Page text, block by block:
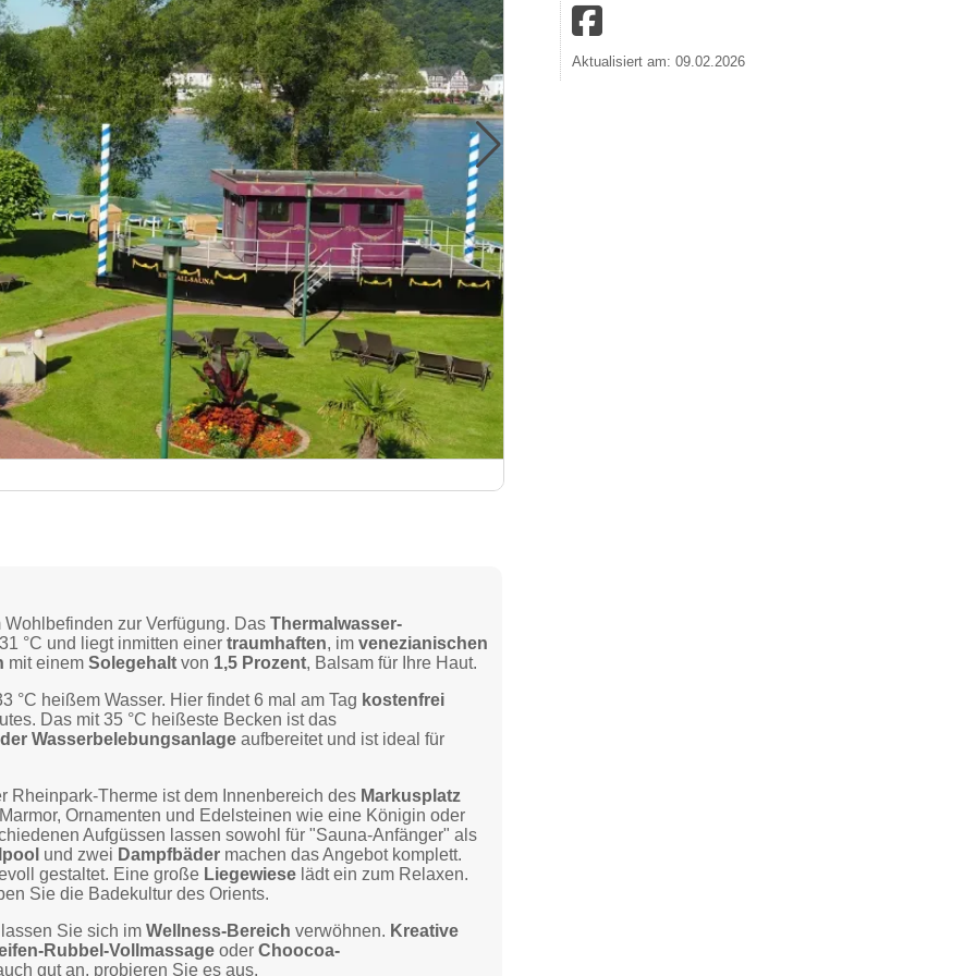
Aktualisiert am: 09.02.2026
zur Verfügung. DasThermalwasser-
°C und liegt inmitten einertraumhaften, imvenezianischen
mit einemSolegehalt von 1,5 Prozent, Balsam für Ihre Haut.
°C heißem Wasser. Hier findet 6 mal am Tag kostenfrei
Das mit 35 °C heißeste Becken ist das
Wasserbelebungsanlage aufbereitet und ist ideal für
Rheinpark-Therme ist dem Innenbereich des Markusplatz
Ornamenten und Edelsteinen wie eine Königin oder
Aufgüssen lassen sowohl für "Sauna-Anfänger" als
und zwei Dampfbäder machen das Angebot komplett.
gestaltet. Eine große Liegewiese lädt ein zum Relaxen.
Sie die Badekultur des Orients.
Sie sich imWellness-Bereich verwöhnen. Kreative
Rubbel-Vollmassage oderChoocoa-
gut an, probieren Sie es aus.